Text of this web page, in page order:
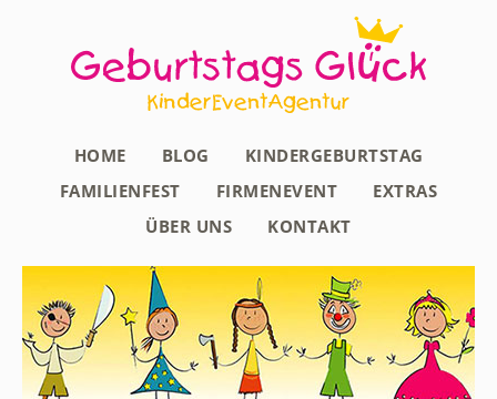
HOME BLOG
KINDERGEBURTSTAG
FAMILIENFEST
FIRMENEVENT
EXTRAS
ÜBER UNS
KONTAKT